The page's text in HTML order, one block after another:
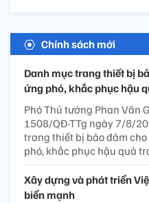
Chính sách mới
Danh mục trang thiết bị
ứng phó, khắc phục hậu
Phó Thủ tướng Phan Văn
1508/QĐ-TTg ngày 7/8/
trang thiết bị bảo đảm
phó, khắc phục hậu quả
Xây dựng và phát triển
biển mạnh